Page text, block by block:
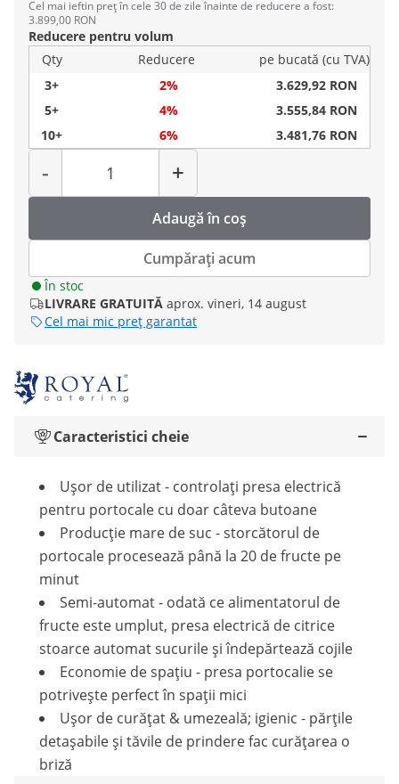
Cel mai ieftin preț în cele 30 de zile înainte de reducere a fost:
3.899,00 RON
Reducere pentru volum
Qty
Reducere
pe bucată (cu TVA)
3+
2%
3.629,92 RON
5+
4%
3.555,84 RON
10+
6% 3.481,76 RON
-
Cantitate
+
Adaugă în coș
Cumpărați acum
În stoc
LIVRARE GRATUITĂ aprox. vineri, 14 august
Cel mai mic preț garantat
Caracteristici cheie
Ușor de utilizat - controlați presa electrică
pentru portocale cu doar câteva butoane
Producție mare de suc - storcătorul de
portocale procesează până la 20 de fructe pe
minut
Semi-automat - odată ce alimentatorul de
fructe este umplut, presa electrică de citrice
stoarce automat sucurile și îndepărtează cojile
Economie de spațiu - presa portocalie se
potrivește perfect în spații mici
Ușor de curățat & umezeală; igienic - părțile
detașabile și tăvile de prindere fac curățarea o
briză